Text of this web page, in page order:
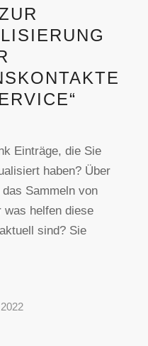
Einträge, die Sie
haben? Über
Sammeln von
was helfen diese
sind? Sie